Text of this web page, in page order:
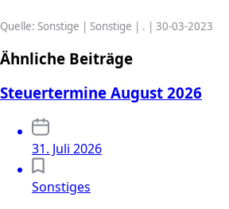
Quelle: Sonstige | Sonstige | . | 30-03-2023
Ähnliche Beiträge
Steuertermine August 2026
31. Juli 2026
Sonstiges